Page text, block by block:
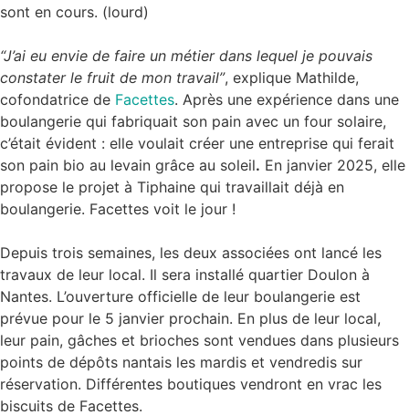
sont en cours. (lourd)
“J’ai eu envie de faire un métier dans lequel je pouvais
constater le fruit de mon travail”, explique Mathilde,
cofondatrice de Facettes. Après une expérience dans une
boulangerie qui fabriquait son pain avec un four solaire,
c’était évident : elle voulait créer une entreprise qui ferait
son pain bio au levain grâce au soleil. En janvier 2025, elle
propose le projet à Tiphaine qui travaillait déjà en
boulangerie. Facettes voit le jour !
Depuis trois semaines, les deux associées ont lancé les
travaux de leur local. Il sera installé quartier Doulon à
Nantes. L’ouverture officielle de leur boulangerie est
prévue pour le 5 janvier prochain. En plus de leur local,
leur pain, gâches et brioches sont vendues dans plusieurs
points de dépôts nantais les mardis et vendredis sur
réservation. Différentes boutiques vendront en vrac les
biscuits de Facettes.